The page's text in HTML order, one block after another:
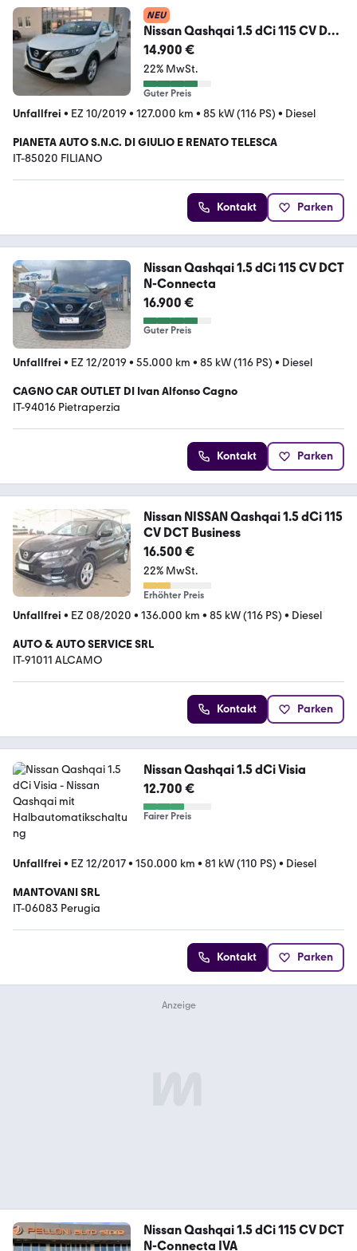
NEU
Nissan Qashqai 1.5 dCi 115 CV DCT
Business
14.900 €
22% MwSt.
Guter Preis
Unfallfrei • EZ 10/2019 • 127.000 km • 85 kW (116 PS) • Diesel
PIANETA AUTO S.N.C. DI GIULIO E RENATO TELESCA
IT-85020 FILIANO
Kontakt Parken
Nissan Qashqai 1.5 dCi 115 CV DCT
N-Connecta
16.900 €
Guter Preis
Unfallfrei • EZ 12/2019 • 55.000 km • 85 kW (116 PS) • Diesel
CAGNO CAR OUTLET DI Ivan Alfonso Cagno
IT-94016 Pietraperzia
Kontakt Parken
Nissan NISSAN Qashqai 1.5 dCi 115
CV DCT Business
16.500 €
22% MwSt.
Erhöhter Preis
Unfallfrei • EZ 08/2020 • 136.000 km • 85 kW (116 PS) • Diesel
AUTO & AUTO SERVICE SRL
IT-91011 ALCAMO
Kontakt Parken
Nissan Qashqai 1.5 dCi Visia
12.700 €
Fairer Preis
Unfallfrei • EZ 12/2017• 150.000 km • 81 kW (110 PS) • Diesel
MANTOVANI SRL
IT-06083 Perugia
Kontakt Parken
Nissan Qashqai 1.5 dCi 115 CV DCT
N-Connecta IVA